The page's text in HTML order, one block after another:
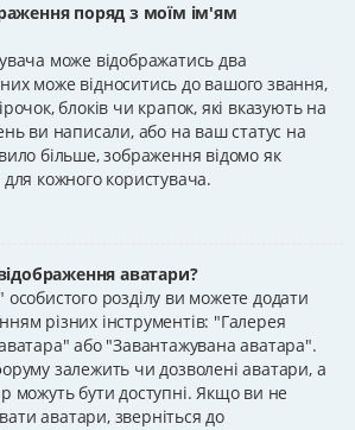
поряд з моїм ім'ям
може відображатись два
може відноситись до вашого звання,
блоків чи крапок, які вказують на
ви написали, або на ваш статус на
більше, зображення відомо як
кожного користувача.
аватари?
розділу ви можете додати
різних інструментів: "Галерея
або "Завантажувана аватара".
залежить чи дозволені аватари, а
можуть бути доступні. Якщо ви не
аватари, зверніться до